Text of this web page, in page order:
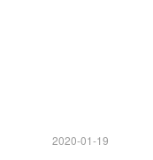
2020-01-19